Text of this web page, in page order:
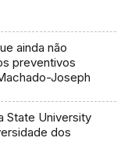
ainda não
preventivos
Joseph
State University
dos